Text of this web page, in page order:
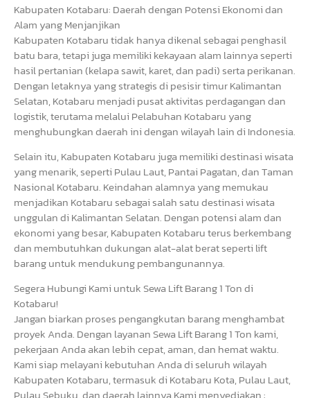
Kabupaten Kotabaru: Daerah dengan Potensi Ekonomi dan
Alam yang Menjanjikan
Kabupaten Kotabaru tidak hanya dikenal sebagai penghasil
batu bara, tetapi juga memiliki kekayaan alam lainnya seperti
hasil pertanian (kelapa sawit, karet, dan padi) serta perikanan.
Dengan letaknya yang strategis di pesisir timur Kalimantan
Selatan, Kotabaru menjadi pusat aktivitas perdagangan dan
logistik, terutama melalui Pelabuhan Kotabaru yang
menghubungkan daerah ini dengan wilayah lain di Indonesia.
Selain itu, Kabupaten Kotabaru juga memiliki destinasi wisata
yang menarik, seperti Pulau Laut, Pantai Pagatan, dan Taman
Nasional Kotabaru. Keindahan alamnya yang memukau
menjadikan Kotabaru sebagai salah satu destinasi wisata
unggulan di Kalimantan Selatan. Dengan potensi alam dan
ekonomi yang besar, Kabupaten Kotabaru terus berkembang
dan membutuhkan dukungan alat-alat berat seperti lift
barang untuk mendukung pembangunannya.
Segera Hubungi Kami untuk Sewa Lift Barang 1 Ton di
Kotabaru!
Jangan biarkan proses pengangkutan barang menghambat
proyek Anda. Dengan layanan Sewa Lift Barang 1 Ton kami,
pekerjaan Anda akan lebih cepat, aman, dan hemat waktu.
Kami siap melayani kebutuhan Anda di seluruh wilayah
Kabupaten Kotabaru, termasuk di Kotabaru Kota, Pulau Laut,